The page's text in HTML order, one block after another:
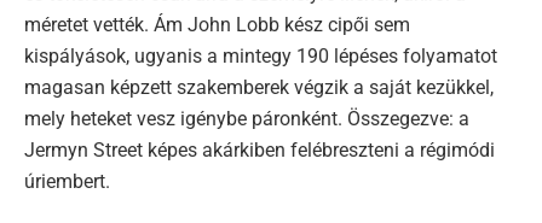
méretet vették. Ám John Lobb kész cipői sem
kispályások, ugyanis a mintegy 190 lépéses folyamatot
magasan képzett szakemberek végzik a saját kezükkel,
mely heteket vesz igénybe páronként. Összegezve: a
Jermyn Street képes akárkiben felébreszteni a régimódi
úriembert.